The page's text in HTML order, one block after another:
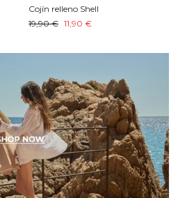
Funda de cojín cuadrada de
algodón jacquard beige Dakota
17,90 €
9,90 €